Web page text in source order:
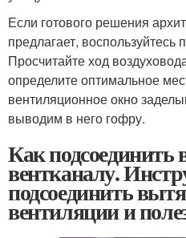
Если готового решения
предлагает,
Просчитайте ход
определите оптимальное
вентиляционное окно
выводим в него гофру.
Как
вентканалу.
подсоединить
вентиляции и